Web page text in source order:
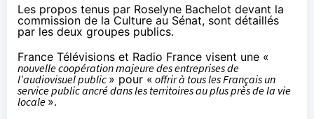
Les propos tenus par Roselyne Bachelot devant la
commission de la Culture au Sénat, sont détaillés
par les deux groupes publics.
France Télévisions et Radio France visent une «
nouvelle coopération majeure des entreprises de
l’audiovisuel public » pour « offrir à tous les Français un
service public ancré dans les territoires au plus près de la vie
locale ».